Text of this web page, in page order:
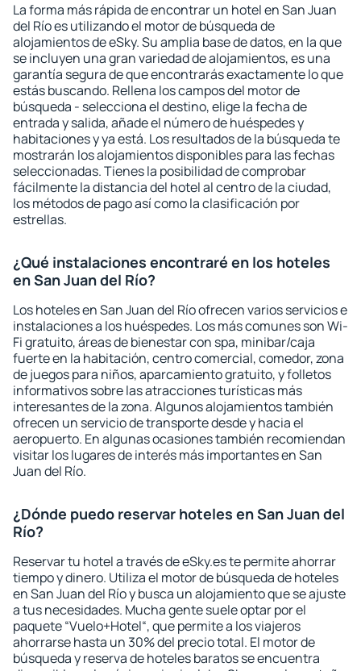
La forma más rápida de encontrar un hotel en San Juan
del Río es utilizando el motor de búsqueda de
alojamientos de eSky. Su amplia base de datos, en la que
se incluyen una gran variedad de alojamientos, es una
garantía segura de que encontrarás exactamente lo que
estás buscando. Rellena los campos del motor de
búsqueda - selecciona el destino, elige la fecha de
entrada y salida, añade el número de huéspedes y
habitaciones y ya está. Los resultados de la búsqueda te
mostrarán los alojamientos disponibles para las fechas
seleccionadas. Tienes la posibilidad de comprobar
fácilmente la distancia del hotel al centro de la ciudad,
los métodos de pago así como la clasificación por
estrellas.
¿Qué instalaciones encontraré en los hoteles
en San Juan del Río?
Los hoteles en San Juan del Río ofrecen varios servicios e
instalaciones a los huéspedes. Los más comunes son Wi-
Fi gratuito, áreas de bienestar con spa, minibar/caja
fuerte en la habitación, centro comercial, comedor, zona
de juegos para niños, aparcamiento gratuito, y folletos
informativos sobre las atracciones turísticas más
interesantes de la zona. Algunos alojamientos también
ofrecen un servicio de transporte desde y hacia el
aeropuerto. En algunas ocasiones también recomiendan
visitar los lugares de interés más importantes en San
Juan del Río.
¿Dónde puedo reservar hoteles en San Juan del
Río?
Reservar tu hotel a través de eSky.es te permite ahorrar
tiempo y dinero. Utiliza el motor de búsqueda de hoteles
en San Juan del Río y busca un alojamiento que se ajuste
a tus necesidades. Mucha gente suele optar por el
paquete “Vuelo+Hotel“, que permite a los viajeros
ahorrarse hasta un 30% del precio total. El motor de
búsqueda y reserva de hoteles baratos se encuentra